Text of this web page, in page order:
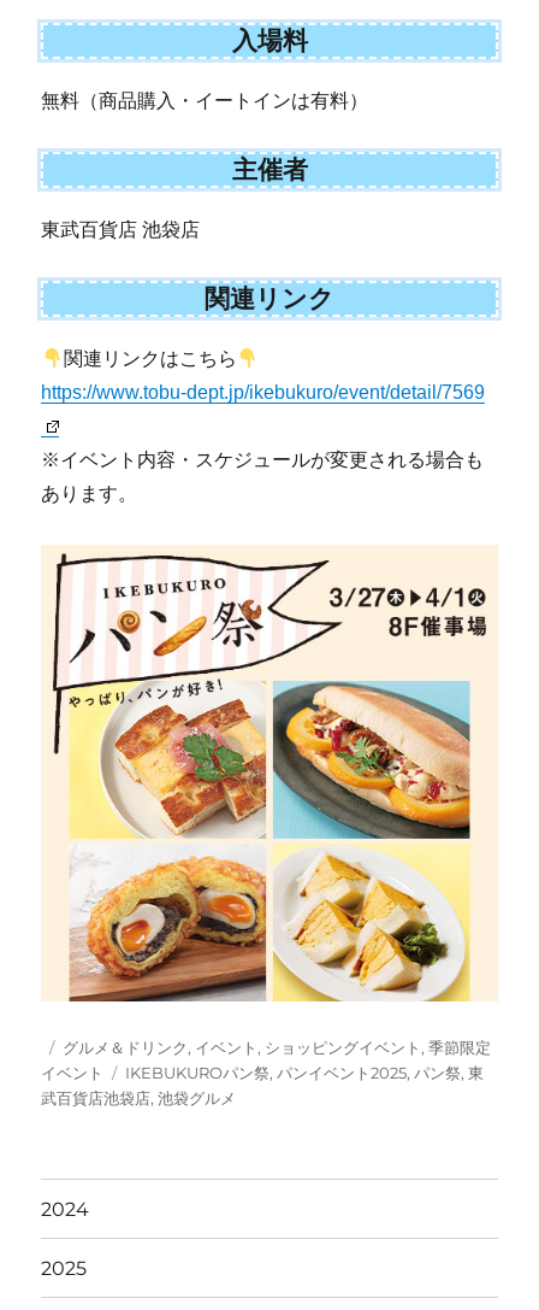
入場料
無料（商品購入・イートインは有料）
主催者
東武百貨店 池袋店
関連リンク
関連リンクはこちら
https://www.tobu-dept.jp/ikebukuro/event/detail/7569
※イベント内容・スケジュールが変更される場合も
あります。
投
稿
日:
カ
テ
ゴ
グルメ＆ドリンク, イベント, ショッピングイベント,季節限定
イベント
タ
グ
IKEBUKUROパン祭,パンイベント2025,パン祭,東
武百貨店池袋店,池袋グルメ
2024
2025